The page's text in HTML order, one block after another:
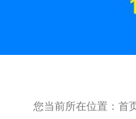
您当前所在位置： 首